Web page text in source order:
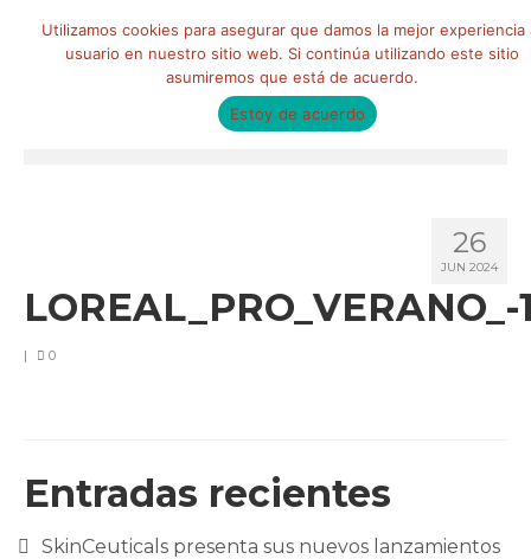
por:
Qué hacemos
BLOG
CONTACTO
26
JUN 2024
LOREAL_PRO_VERANO_-
| 0
Entradas recientes
SkinCeuticals presenta sus nuevos lanzamientos
Utilizamos cookies para asegurar que damos la mejor experiencia
usuario en nuestro sitio web. Si continúa utilizando este sitio
asumiremos que está de acuerdo.
Estoy de acuerdo